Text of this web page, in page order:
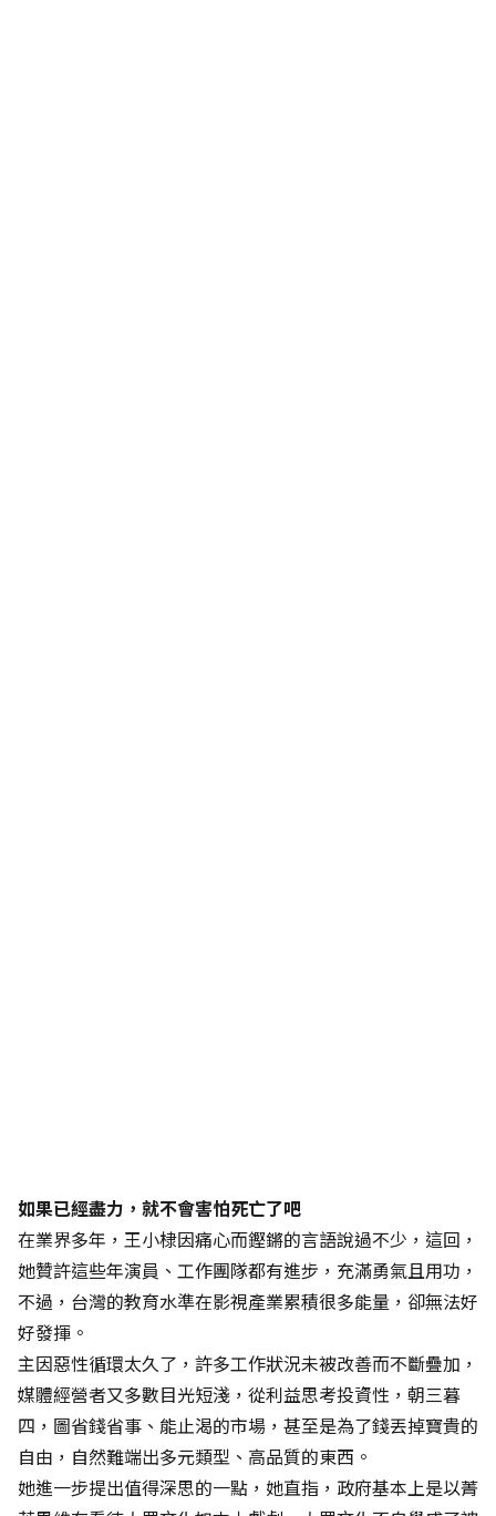
如果已經盡力，就不會害怕死亡了吧
在業界多年，王小棣因痛心而鏗鏘的言語說過不少，這回，
她贊許這些年演員、工作團隊都有進步，充滿勇氣且用功，
不過，台灣的教育水準在影視產業累積很多能量，卻無法好
好發揮。
主因惡性循環太久了，許多工作狀況未被改善而不斷疊加，
媒體經營者又多數目光短淺，從利益思考投資性，朝三暮
四，圖省錢省事、能止渴的市場，甚至是為了錢丟掉寶貴的
自由，自然難端出多元類型、高品質的東西。
她進一步提出值得深思的一點，她直指，政府基本上是以菁